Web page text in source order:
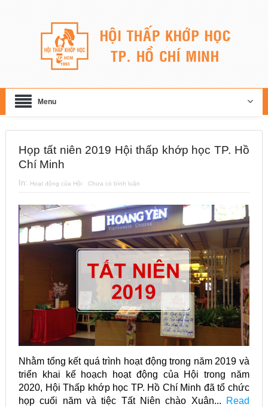
Menu
Họp tất niên 2019 Hội thấp khớp học TP. Hồ
Chí Minh
In: Hoạt động của Hội Chưa có bình luận
Nhằm tổng kết quá trình hoạt động trong năm 2019 và
triển khai kế hoạch hoạt động của Hội trong năm
2020, Hội Thấp khớp học TP. Hồ Chí Minh đã tổ chức
họp cuối năm và tiệc Tất Niên chào Xuân...
Read